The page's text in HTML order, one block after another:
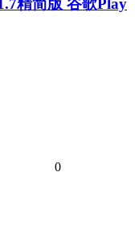
精简版 谷歌Play
0